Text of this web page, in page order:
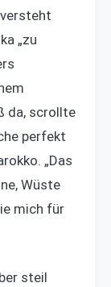
„zu
da, scrollte
perfekt
„Das
Wüste
mich für
steil